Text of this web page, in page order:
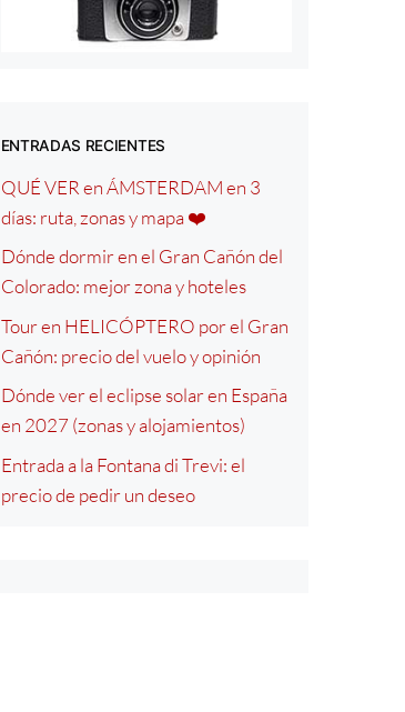
ENTRADAS RECIENTES
QUÉ VER en ÁMSTERDAM en 3
días: ruta, zonas y mapa ❤️
Dónde dormir en el Gran Cañón del
Colorado: mejor zona y hoteles
Tour en HELICÓPTERO por el Gran
Cañón: precio del vuelo y opinión
Dónde ver el eclipse solar en España
en 2027 (zonas y alojamientos)
Entrada a la Fontana di Trevi: el
precio de pedir un deseo